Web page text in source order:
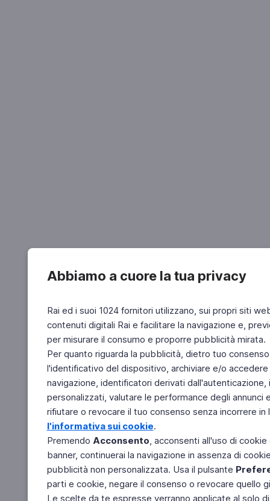
Abbiamo a cuore la tua privacy
Rai ed i suoi 1024 fornitori utilizzano, sui propri siti
contenuti digitali Rai e facilitare la navigazione e,
per misurare il consumo e proporre pubblicità mirata.
Per quanto riguarda la pubblicità, dietro tuo
l'identificativo del dispositivo, archiviare e/o
navigazione, identificatori derivati
personalizzati, valutare le performance degli
rifiutare o revocare il tuo consenso senza incorrere
l'informativa sui cookie.
Premendo Acconsento, acconsenti all'uso di
banner, continuerai la navigazione in assenza di
pubblicità non personalizzata. Usa il pulsante
parti e cookie, negare il consenso o revocare quello
Le scelte da te espresse verranno applicate al solo